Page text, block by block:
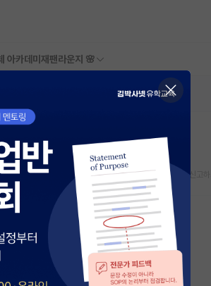
아카데미 재팬라운지 🌸
스크랩 신고하